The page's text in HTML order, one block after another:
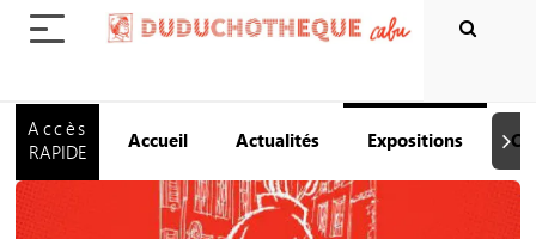
Accès
RAPIDE
Accueil Actualités Expositions